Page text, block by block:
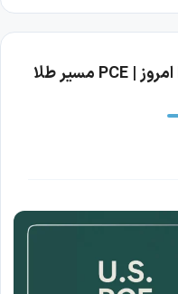
پیش بینی گزارش شاخص PCE امروز | PCE مسیر طلا